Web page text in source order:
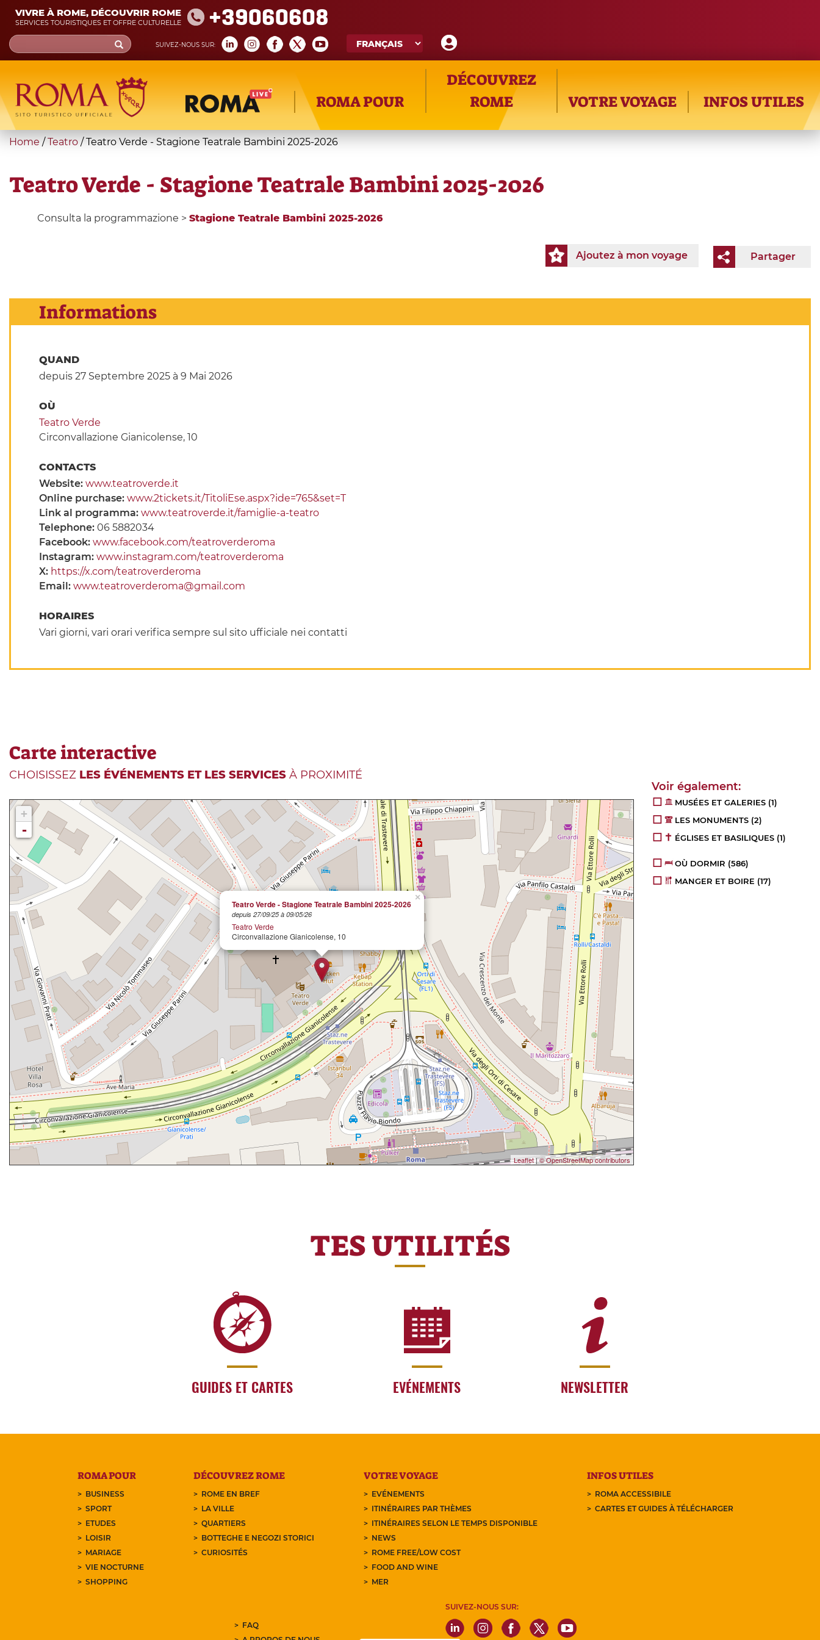
Skip
main
content
VIVRE À ROME, DÉCOUVRIR ROME
SERVICES TOURISTIQUES ET OFFRE CULTURELLE +39060608
SUIVEZ-NOUS SUR:
Search
form
Recherche
ROMA POUR
DÉCOUVREZ
ROME
VOTRE VOYAGE INFOS UTILES
You
here
Home / Teatro /Teatro Verde - Stagione Teatrale Bambini 2025-2026
Teatro Verde - Stagione Teatrale Bambini 2025-2026
Consulta la programmazione > Stagione Teatrale Bambini 2025-2026
Partager
Ajoutez à mon voyage
Informations
QUAND
depuis 27 Septembre 2025à 9 Mai 2026
OÙ
Teatro Verde
Circonvallazione Gianicolense, 10
CONTACTS
Website: www.teatroverde.it
Online purchase: www.2tickets.it/TitoliEse.aspx?ide=765&set=T
Link al programma: www.teatroverde.it/famiglie-a-teatro
Telephone: 06 5882034
Facebook: www.facebook.com/teatroverderoma
Instagram: www.instagram.com/teatroverderoma
X: https://x.com/teatroverderoma
Email: www.teatroverderoma@gmail.com
HORAIRES
Vari giorni, vari orari verifica sempre sul sito ufficiale nei contatti
Carte interactive
CHOISISSEZ LES ÉVÉNEMENTS ET LES SERVICES À PROXIMITÉ
×
Teatro Verde - Stagione Teatrale Bambini 2025-2026
depuis 27/09/25 à 09/05/26
Teatro Verde
Circonvallazione Gianicolense, 10
+
-
Leaflet|© OpenStreetMap contributors
MUSÉES ET GALERIES (1)
LES MONUMENTS (2)
ÉGLISES ET BASILIQUES (1)
OÙ DORMIR (586)
MANGER ET BOIRE (17)
TES UTILITÉS
GUIDES ET CARTES EVÉNEMENTS NEWSLETTER
ROMA POUR
BUSINESS
SPORT
ETUDES
LOISIR
MARIAGE
VIE NOCTURNE
SHOPPING
DÉCOUVREZ ROME
ROME EN BREF
LA VILLE
QUARTIERS
BOTTEGHE E NEGOZI STORICI
CURIOSITÉS
VOTRE VOYAGE
EVÉNEMENTS
ITINÉRAIRES PAR THÈMES
ITINÉRAIRES SELON LE TEMPS DISPONIBLE
NEWS
ROME FREE/LOW COST
FOOD AND WINE
MER
INFOS UTILES
ROMA ACCESSIBILE
CARTES ET GUIDES À TÉLÉCHARGER
FAQ
SUIVEZ-NOUS SUR: